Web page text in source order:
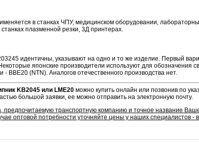
в станках ЧПУ, медицинском оборудовании,
плазменной резки, 3Д принтерах.
идентичны, указывают на одно и то же изделие. Первый
японские производители используют для обозначения
- BBE20 (NTN). Аналогов отечественного производства нет.
KB2045 или LME20 можно купить онлайн или позвонив по
большой заявки, ее можно отправить на электронную почту.
предпочитаемую транспортную компанию и точное название
оптовой потребности уточняйте цены у наших специалистов -